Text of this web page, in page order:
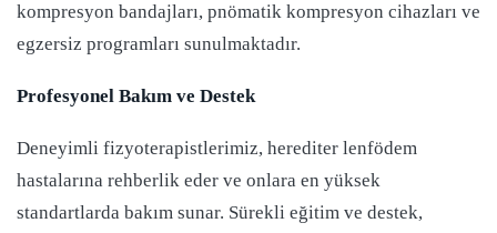
kompresyon bandajları, pnömatik kompresyon cihazları ve
egzersiz programları sunulmaktadır.
Profesyonel Bakım ve Destek
Deneyimli fizyoterapistlerimiz, herediter lenfödem
hastalarına rehberlik eder ve onlara en yüksek
standartlarda bakım sunar. Sürekli eğitim ve destek,